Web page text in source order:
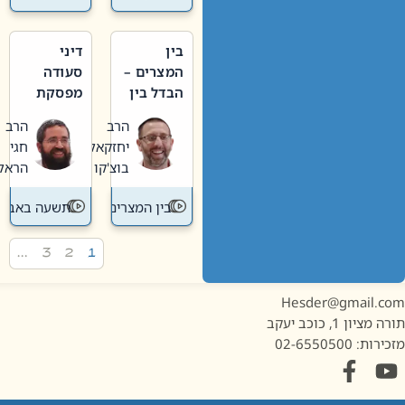
בין
המצרים –
הבדל בין
חדשה
לישנה
הרב
יחזקאל
בוצ'קו
בין המצרים
דיני
סעודה
מפסקת
תשעה
באב
הרב
חגי
הראל
תשעה באב
1, כוכב יעקב
02-6550500